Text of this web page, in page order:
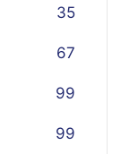
35
67
99
99